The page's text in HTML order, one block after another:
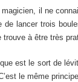
magicien, il ne
de lancer trois
à être très
est le sort de
le même